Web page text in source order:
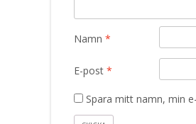
Namn *
E-post *
Spara mitt namn, min